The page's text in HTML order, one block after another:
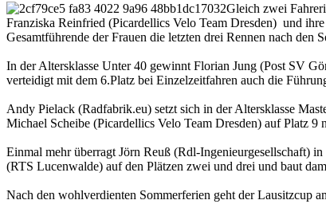
Gleich zwei
Franziska Reinfried (Picardellics Velo Team Dresden) und
Gesamtführende der Frauen die letzten drei Rennen nach den
In der Altersklasse Unter 40 gewinnt Florian Jung (Post SV
verteidigt mit dem 6.Platz bei Einzelzeitfahren auch die
Andy Pielack (Radfabrik.eu) setzt sich in der Altersklasse
Michael Scheibe (Picardellics Velo Team Dresden) auf Platz
Einmal mehr überragt Jörn Reuß (Rdl-Ingenieurgesellschaft)
(RTS Lucenwalde) auf den Plätzen zwei und drei und baut
Nach den wohlverdienten Sommerferien geht der Lausitzcup